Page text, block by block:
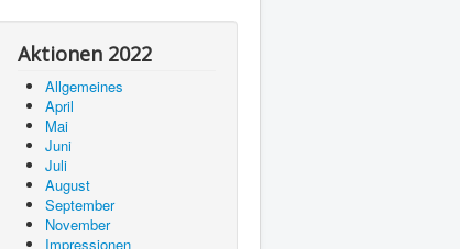
Aktionen 2022
Allgemeines
April
Mai
Juni
Juli
August
September
November
Impressionen